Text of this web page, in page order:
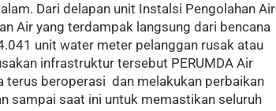
Dari delapan unit Instalsi Pengolahan Air
Air yang terdampak langsung dari bencana
unit water meter pelanggan rusak atau
infrastruktur tersebut PERUMDA Air
terus beroperasi dan melakukan perbaikan
sampai saat ini untuk memastikan seluruh